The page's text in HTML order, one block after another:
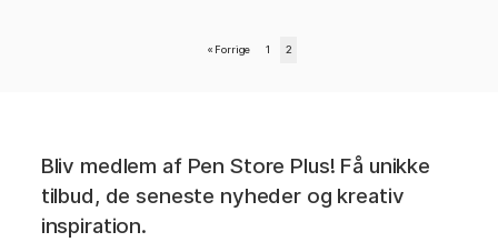
« Forrige 1 2
Bliv medlem af Pen Store Plus! Få unikke
tilbud, de seneste nyheder og kreativ
inspiration.